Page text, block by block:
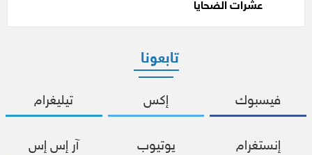
عشرات الضحايا
تابعونا
فيسبوك إكس تيليغرام
إنستغرام يوتيوب آر إس إس